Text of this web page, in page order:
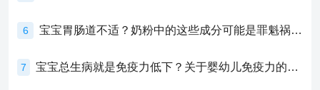
6 宝宝胃肠道不适？奶粉中的这些成分可能是罪魁祸首！
7 宝宝总生病就是免疫力低下？关于婴幼儿免疫力的真相，家长必须了解！